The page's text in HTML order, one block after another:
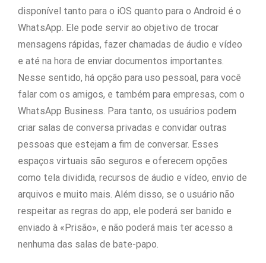
disponível tanto para o iOS quanto para o Android é o
WhatsApp. Ele pode servir ao objetivo de trocar
mensagens rápidas, fazer chamadas de áudio e vídeo
e até na hora de enviar documentos importantes.
Nesse sentido, há opção para uso pessoal, para você
falar com os amigos, e também para empresas, com o
WhatsApp Business. Para tanto, os usuários podem
criar salas de conversa privadas e convidar outras
pessoas que estejam a fim de conversar. Esses
espaços virtuais são seguros e oferecem opções
como tela dividida, recursos de áudio e vídeo, envio de
arquivos e muito mais. Além disso, se o usuário não
respeitar as regras do app, ele poderá ser banido e
enviado à «Prisão», e não poderá mais ter acesso a
nenhuma das salas de bate-papo.